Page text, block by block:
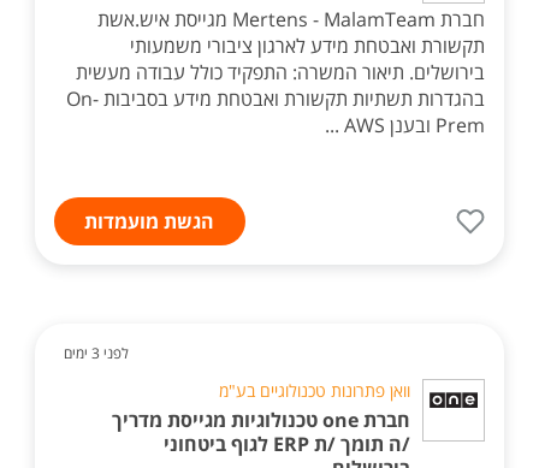
חברת Mertens - MalamTeam מגייסת איש.אשת
תקשורת ואבטחת מידע לארגון ציבורי משמעותי
בירושלים. תיאור המשרה: התפקיד כולל עבודה מעשית
בהגדרות תשתיות תקשורת ואבטחת מידע בסביבות On-
Prem ובענן AWS ...
הגשת מועמדות
לפני 3 ימים
וואן פתרונות טכנולוגיים בע"מ
חברת one טכנולוגיות מגייסת מדריך
/ה תומך /ת ERP לגוף ביטחוני